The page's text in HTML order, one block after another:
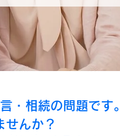
・相続の問題です。
せんか？